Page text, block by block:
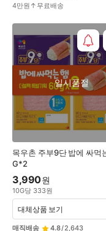
4만원↑무료배송
목우촌 주부9단 밥에 싸먹
G*2
일시품절
3,990원
10G당 333원
매직배송 4.8/2,643
대체상품 보기